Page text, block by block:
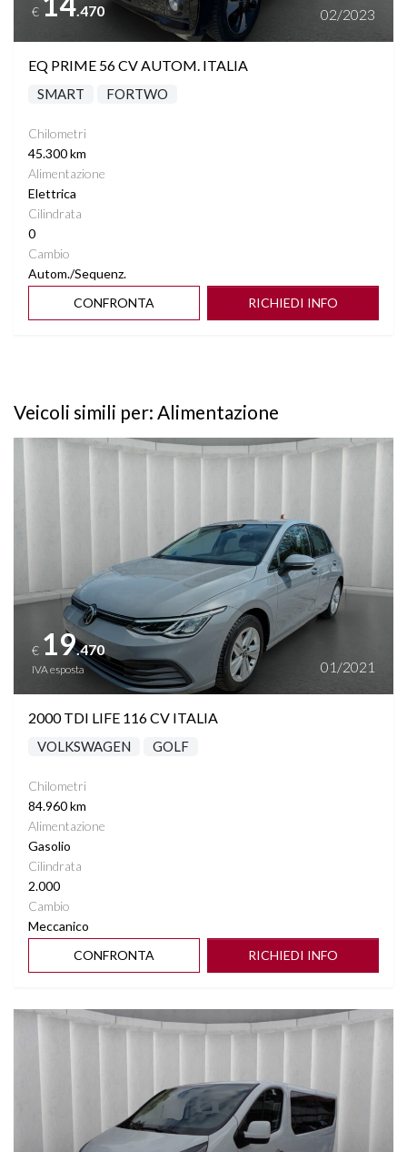
€ .470 02/2023
EQ PRIME 56 CV AUTOM. ITALIA
SMART FORTWO
Chilometri
45.300 km
Alimentazione
Elettrica
Cilindrata
0
Cambio
Autom./Sequenz.
CONFRONTA
RICHIEDI INFO
Veicoli simili per: Alimentazione
Vedi dettagli
€ 19.470
IVA esposta 01/2021
2000 TDI LIFE 116 CV ITALIA
VOLKSWAGEN GOLF
Chilometri
84.960 km
Alimentazione
Gasolio
Cilindrata
2.000
Cambio
Meccanico
CONFRONTA
RICHIEDI INFO
Vedi dettagli